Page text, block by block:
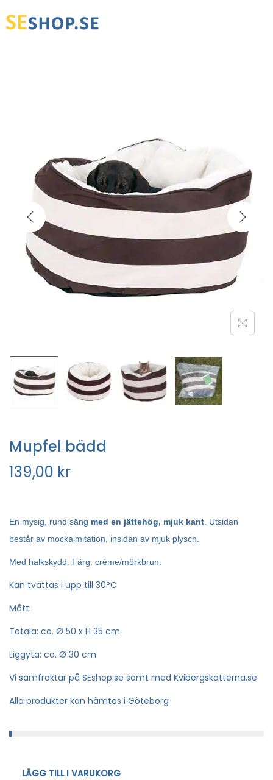
Mupfel bädd
139,00 kr
En mysig, rund säng med en jättehög, mjuk kant . Utsidan
består av mockaimitation, insidan av mjuk plysch.
Med halkskydd. Färg: créme/mörkbrun.
Kan tvättas i upp till 30°C
Mått:
Totala: ca. Ø 50 x H 35 cm
Liggyta: ca. Ø 30 cm
Vi samfraktar på SEshop.se samt med Kvibergskatterna.se
Alla produkter kan hämtas i Göteborg
LÄGG TILL I VARUKORG